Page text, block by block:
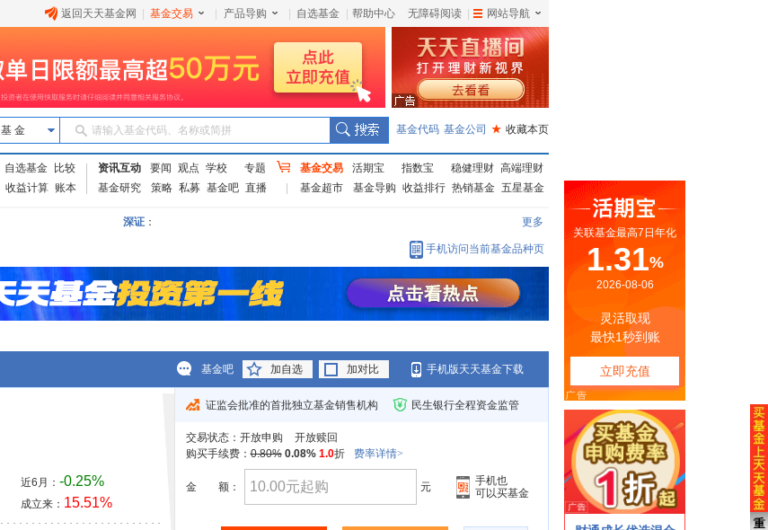
返回天天基金网 基金交易 产品导购 自选基金 帮助中心 无障碍阅读 网站导航
基 金 请输入基金代码、名称或简拼 基金代码 基金公司 ★ 收藏本页
自选基金
比较
收益计算 账本
资讯互动 要闻 观点 学校
专题
基金研究
策略 私募 基金吧 直播
基金交易 活期宝 指数宝 稳健理财 高端理财
基金超市
基金导购 收益排行 热销基金 五星基金
深证： 更多
手机访问当前基金品种页
基金吧 加自选 加对比 手机版天天基金下载
近6月： -0.25%
成立来： 15.51%
证监会批准的首批独立基金销售机构 民生银行全程资金监管
交易状态： 开放申购
开放赎回
购买手续费：0.80% 0.08% 1.0折 费率详情>
金 额： 元
手机也
可以买基金